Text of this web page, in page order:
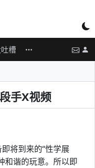
槽
手X视频
将到来的“性学展
和谐的玩意。所以即